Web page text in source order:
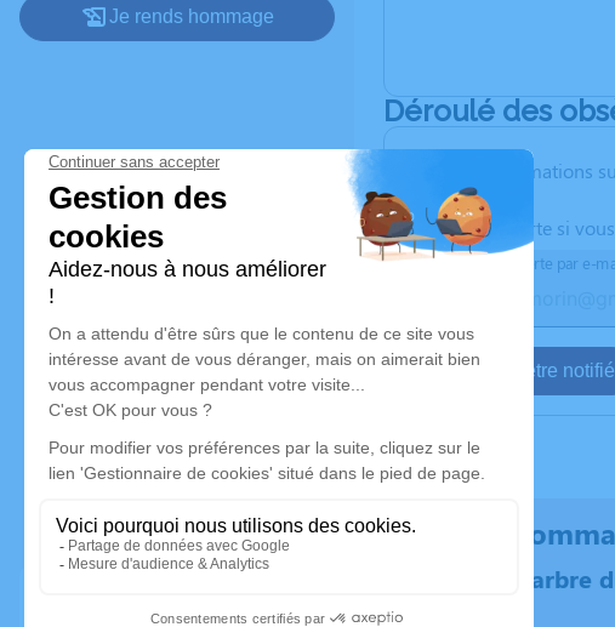
Je rends hommage
Déroulé des
Les informations
Activez une alerte si
Recevoir une alerte par e-
Je veux être notifié
Rendez
Plantez un arbre